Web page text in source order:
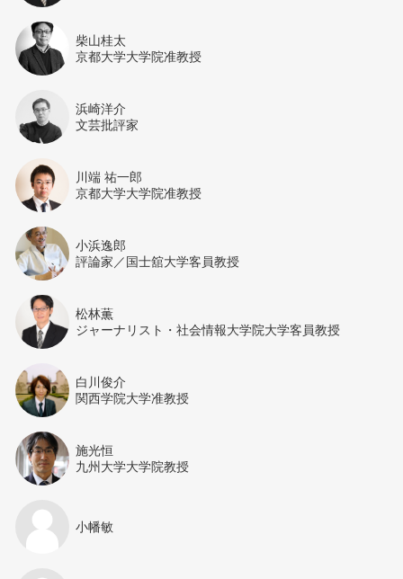
柴山桂太
京都大学大学院准教授
浜崎洋介
文芸批評家
川端 祐一郎
京都大学大学院准教授
小浜逸郎
評論家／国士舘大学客員教授
松林薫
ジャーナリスト・社会情報大学院大学客員教授
白川俊介
関西学院大学准教授
施光恒
九州大学大学院教授
小幡敏